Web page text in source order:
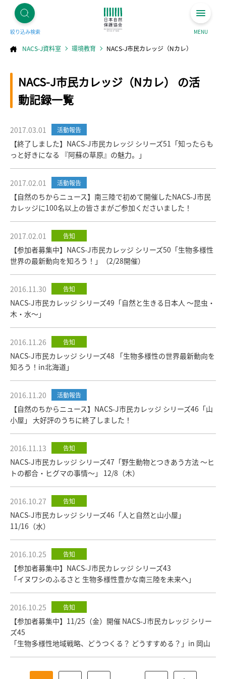
絞り込み検索 MENU
NACS-J資料室 環境教育 NACS-J市民カレッジ（Nカレ）
NACS-J市民カレッジ（Nカレ） の活
動記録一覧
2017.03.01 活動報告
【終了しました】NACS-J市民カレッジ シリーズ51「知ったらも
っと好きになる 『阿蘇の草原』の魅力。」
2017.02.01 活動報告
【自然のちからニュース】南三陸で初めて開催したNACS-J市民
カレッジに100名以上の皆さまがご参加くださいました！
2017.02.01 告知
【参加者募集中】NACS-J市民カレッジ シリーズ50「生物多様性
世界の最新動向を知ろう！」（2/28開催）
2016.11.30 告知
NACS-J市民カレッジ シリーズ49「自然と生きる日本人 ～昆虫・
木・水～」
2016.11.26 告知
NACS-J市民カレッジ シリーズ48 「生物多様性の世界最新動向を
知ろう！in北海道｣
2016.11.20 活動報告
【自然のちからニュース】NACS-J市民カレッジ シリーズ46「山
小屋」 大好評のうちに終了しました！
2016.11.13 告知
NACS-J市民カレッジ シリーズ47「野生動物とつきあう方法 ～ヒ
トの都合・ヒグマの事情～」 12/8（木）
2016.10.27 告知
NACS-J市民カレッジ シリーズ46「人と自然と山小屋」
11/16（水）
2016.10.25 告知
【参加者募集中】NACS-J市民カレッジ シリーズ43
「イヌワシのふるさと 生物多様性豊かな南三陸を未来へ」
2016.10.25 告知
【参加者募集中】11/25（金）開催 NACS-J市民カレッジ シリー
ズ45
「生物多様性地域戦略、どうつくる？ どうすすめる？」in 岡山